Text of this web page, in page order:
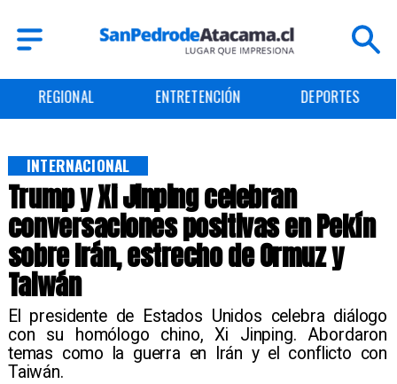
ENTRETENCIÓN DEPORTES CULTURA
Trump y Xi Jinping celebran
conversaciones positivas en Pekín
sobre Irán, estrecho de Ormuz y
Taiwán
El presidente de Estados Unidos celebra diálogo
con su homólogo chino, Xi Jinping. Abordaron
temas como la guerra en Irán y el conflicto con
Taiwán.
INTERNACIONAL